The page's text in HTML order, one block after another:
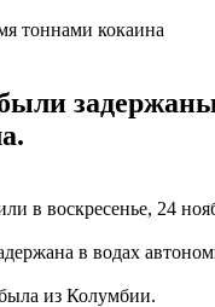
в воскресенье, 24
в водах
из Колумбии.